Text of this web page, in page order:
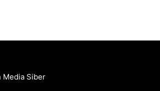
Media Siber